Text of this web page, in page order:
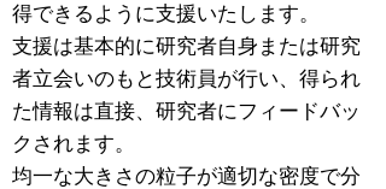
得できるように支援いたします。
支援は基本的に研究者自身または研究
者立会いのもと技術員が行い、得られ
た情報は直接、研究者にフィードバッ
クされます。
均一な大きさの粒子が適切な密度で分